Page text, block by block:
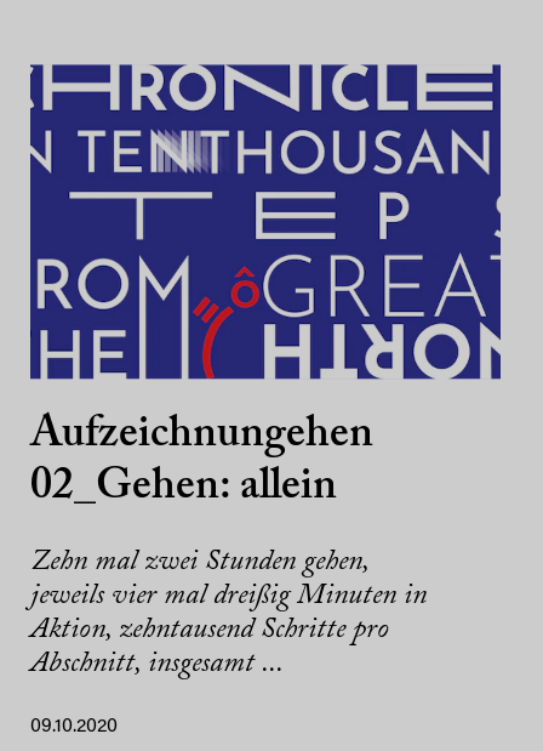
Aufzeichnungehen
02_Gehen: allein
Zehn mal zwei Stunden gehen,
jeweils vier mal dreißig Minuten in
Aktion, zehntausend Schritte pro
Abschnitt, insgesamt ...
09.10.2020